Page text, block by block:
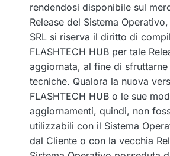
rendendosi disponibile sul
Release del Sistema Operativo,
SRL si riserva il diritto di
FLASHTECH HUB per tale
aggiornata, al fine di
tecniche. Qualora la nuova
FLASHTECH HUB o le sue
aggiornamenti, quindi, non
utilizzabili con il Sistema
dal Cliente o con la vecchia